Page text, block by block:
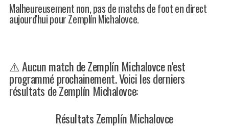
Malheureusement non, pas de matchs de foot en direct
aujourd'hui pour Zemplín Michalovce.
⚠️ Aucun match de Zemplín Michalovce n’est
programmé prochainement. Voici les derniers
résultats de Zemplín Michalovce:
Résultats Zemplín Michalovce